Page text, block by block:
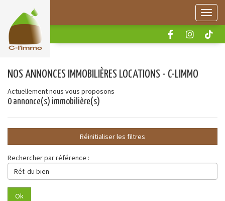
Menu
NOS ANNONCES IMMOBILIÈRES LOCATIONS - C-LIMMO
Actuellement nous vous proposons
0 annonce(s) immobilière(s)
Réinitialiser les filtres
Rechercher par référence :
Réf.
du
bien
Ok